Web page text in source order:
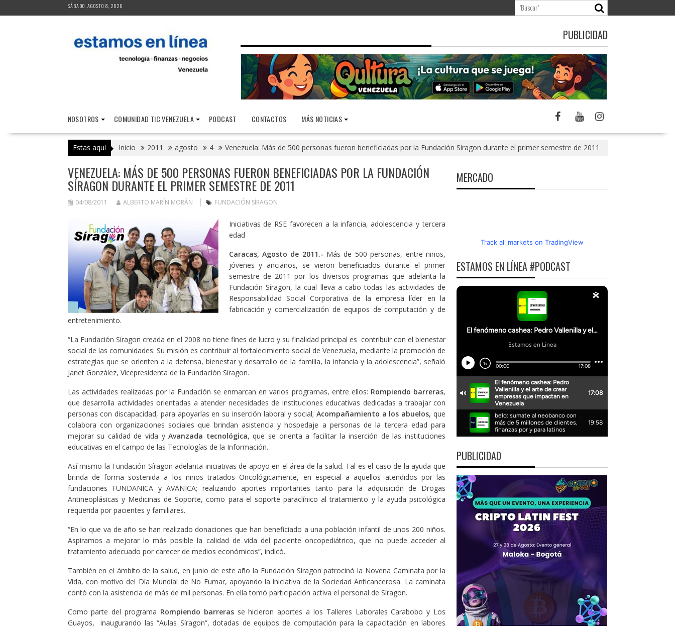
al
SÁBADO, AGOSTO 8, 2026
PUBLICIDAD
NOSOTROS COMUNIDAD TIC VENEZUELA PODCAST CONTACTOS MÁS NOTICIAS
Estas aquí Inicio 2011 agosto 4 Venezuela: Más de 500 personas fueron beneficiadas por la Fundación Síragon durante el primer semestre de 2011
VENEZUELA: MÁS DE 500 PERSONAS FUERON BENEFICIADAS POR LA FUNDACIÓN
SÍRAGON DURANTE EL PRIMER SEMESTRE DE 2011
04/08/2011 ALBERTO MARÍN MORÁN FUNDACIÓN SÍRAGON
Iniciativas de RSE favorecen a la infancia, adolescencia y tercera
edad
Caracas, Agosto de 2011.- Más de 500 personas, entre niños,
jóvenes y ancianos, se vieron beneficiados durante el primer
semestre de 2011 por los diversos programas que adelanta la
Fundación Síragon, la cual lleva a cabo todas las actividades de
Responsabilidad Social Corporativa de la empresa líder en la
fabricación y comercialización de equipos de computación y de
entretenimiento.
“La Fundación Síragon creada en el 2008 no tiene fines de lucro y su finalidad principal es contribuir con el bienestar
social de las comunidades. Su misión es contribuir al fortalecimiento social de Venezuela, mediante la promoción de
estrategias que se orienten a la defensa, bienestar y desarrollo de la familia, la infancia y la adolescencia”, señaló
Janet González, Vicepresidenta de la Fundación Síragon.
Las actividades realizadas por la Fundación se enmarcan en varios programas, entre ellos: Rompiendo barreras,
que desarrolla actividades orientadas a atender necesidades de instituciones educativas dedicadas a trabajar con
personas con discapacidad, para apoyarlas en su inserción laboral y social; Acompañamiento a los abuelos,que
colabora con organizaciones sociales que brindan asistencia y hospedaje a personas de la tercera edad para
mejorar su calidad de vida yAvanzada tecnológica, que se orienta a facilitar la inserción de las instituciones
educativas en el campo de las Tecnologías de la Información.
Así mismo la Fundación Síragon adelanta iniciativas de apoyo en el área de la salud. Tal es el caso de la ayuda que
brinda de forma sostenida a los niños tratados Oncológicamente, en especial a aquellos atendidos por las
fundaciones FUNDANICA y AVANICA; realizando aportes importantes tanto para la adquisición de Drogas
Antineoplásicas y Medicinas de Soporte, como para el soporte paraclínico al tratamiento y la ayuda psicológica
requerida por pacientes y familiares.
“En lo que va de año se han realizado donaciones que han beneficiado a una población infantil de unos 200 niños.
Aspiramos a mejorar lo más posible la calidad de vida del paciente oncopediátrico, que no puede acceder al
tratamiento adecuado por carecer de medios económicos”, indicó.
También en el ámbito de la salud, en junio de este año la Fundación Síragon patrocinó la Novena Caminata por la
Vida, con motivo del Día Mundial de No Fumar, apoyando la iniciativa de la Sociedad Anticancerosa. La caminata
contó con la asistencia de más de mil personas. En ella tomó participación activa el personal de Síragon.
Como parte del programa Rompiendo barrerasse hicieron aportes a los Talleres Laborales Carabobo y Los
Guayos, inaugurando las “Aulas Síragon”, dotadas de equipos de computación para la capacitación en labores
MERCADO
Track all markets on TradingView
ESTAMOS EN LÍNEA #PODCAST
PUBLICIDAD